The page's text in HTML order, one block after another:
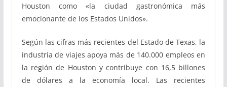
Houston como «la ciudad gastronómica más
emocionante de los Estados Unidos».
Según las cifras más recientes del Estado de Texas, la
industria de viajes apoya más de 140.000 empleos en
la región de Houston y contribuye con 16,5 billones
de dólares a la economía local. Las recientes